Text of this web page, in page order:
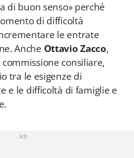
di buon senso» perché
di difficoltà
le entrate
Anche Ottavio Zacco,
consiliare,
tra le esigenze di
e le difficoltà di famiglie e
Adv